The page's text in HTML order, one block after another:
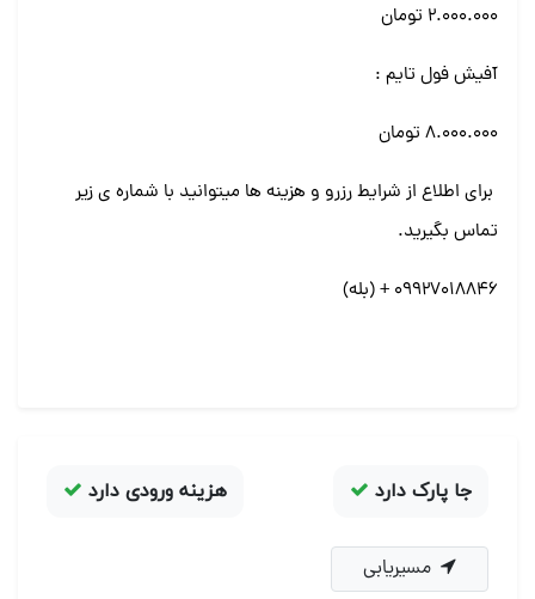
۲.۰۰۰.۰۰۰ تومان
آفیش فول تایم :
۸.۰۰۰.۰۰۰ تومان
برای اطلاع از شرایط رزرو و هزینه ها میتوانید با شماره ی زیر
تماس بگیرید.
09927018846 + (بله)
جا پارک دارد هزینه ورودی دارد
مسیریابی